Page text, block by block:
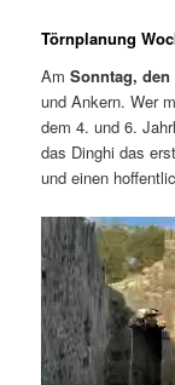
Törnplanung
AmSonntag, den
und Ankern. Wer
dem 4. und 6.
das Dinghi das
und einen